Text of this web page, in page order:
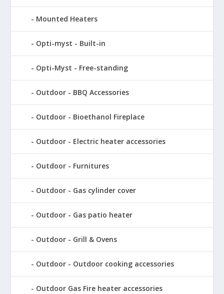
Mounted Heaters
Opti-myst - Built-in
Opti-Myst - Free-standing
Outdoor - BBQ Accessories
Outdoor - Bioethanol Fireplace
Outdoor - Electric heater accessories
Outdoor - Furnitures
Outdoor - Gas cylinder cover
Outdoor - Gas patio heater
Outdoor - Grill & Ovens
Outdoor - Outdoor cooking accessories
Outdoor Gas Fire heater accessories